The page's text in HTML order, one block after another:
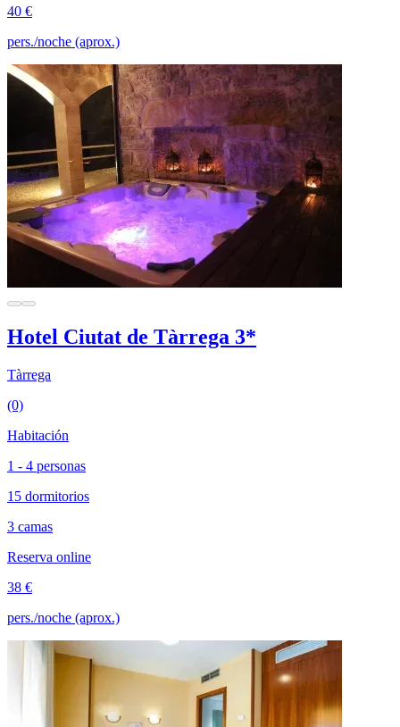
40 €
pers./noche (aprox.)
Hotel Ciutat de Tàrrega 3*
Tàrrega
(0)
Habitación
1 - 4 personas
15 dormitorios
3 camas
Reserva online
38 €
pers./noche (aprox.)